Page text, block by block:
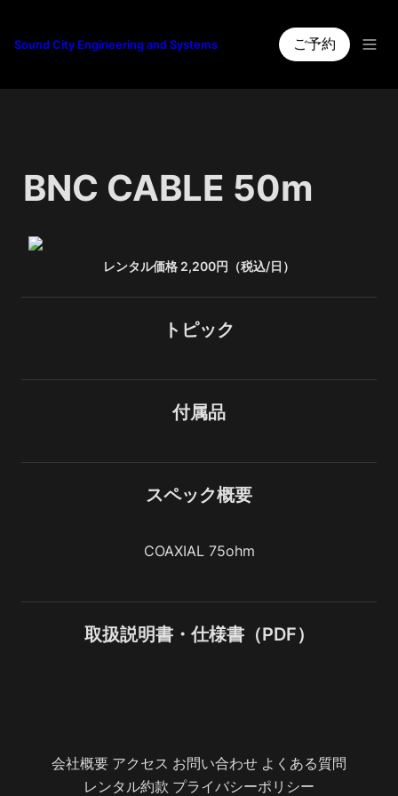
Sound City Engineering and Systems ご予約
BNC CABLE 50m
レンタル価格 2,200円（税込/日）
トピック
付属品
スペック概要
COAXIAL 75ohm
取扱説明書・仕様書（PDF）
会社概要 アクセス お問い合わせ よくある質問
レンタル約款 プライバシーポリシー